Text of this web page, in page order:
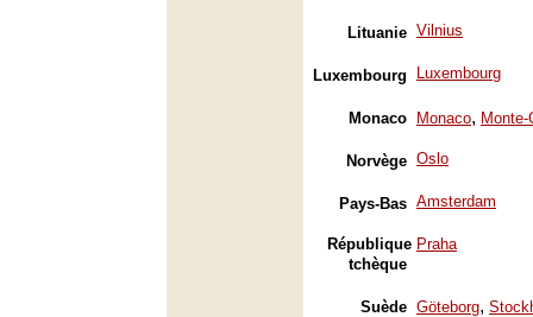
Lituanie Vilnius
Luxembourg Luxembourg
Monaco Monaco, Monte-
Norvège Oslo
Pays-Bas Amsterdam
République
tchèque
Praha
Suède Göteborg,